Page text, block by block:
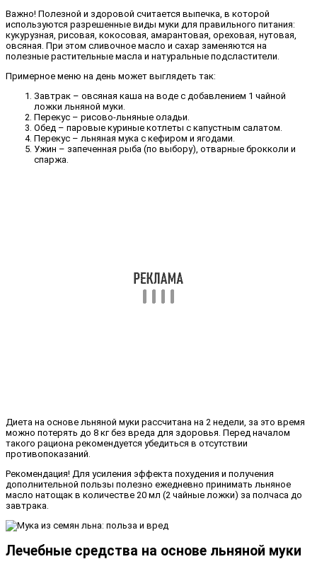
Важно! Полезной и здоровой считается выпечка, в которой
используются разрешенные виды муки для правильного питания:
кукурузная, рисовая, кокосовая, амарантовая, ореховая, нутовая,
овсяная. При этом сливочное масло и сахар заменяются на
полезные растительные масла и натуральные подсластители.
Примерное меню на день может выглядеть так:
Завтрак – овсяная каша на воде с добавлением 1 чайной
ложки льняной муки.
Перекус – рисово-льняные оладьи.
Обед – паровые куриные котлеты с капустным салатом.
Перекус – льняная мука с кефиром и ягодами.
Ужин – запеченная рыба (по выбору), отварные брокколи и
спаржа.
Диета на основе льняной муки рассчитана на 2 недели, за это время
можно потерять до 8 кг без вреда для здоровья. Перед началом
такого рациона рекомендуется убедиться в отсутствии
противопоказаний.
Рекомендация! Для усиления эффекта похудения и получения
дополнительной пользы полезно ежедневно принимать льняное
масло натощак в количестве 20 мл (2 чайные ложки) за полчаса до
завтрака.
Лечебные средства на основе льняной муки